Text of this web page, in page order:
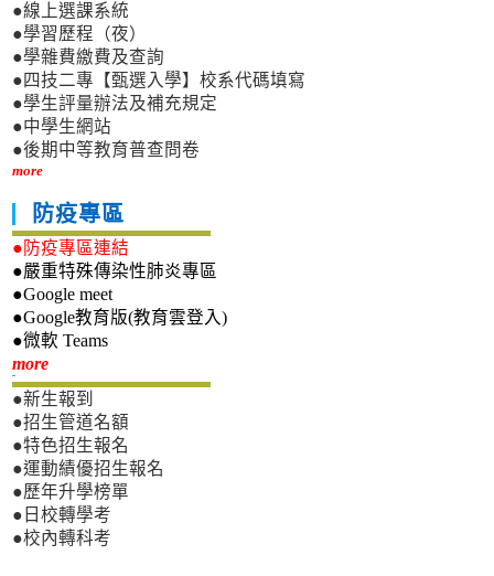
●線上選課系統
●學習歷程（夜）
●學雜費繳費及查詢
●四技二專【甄選入學】校系代碼填寫
●學生評量辦法及補充規定
●中學生網站
●後期中等教育普查問卷
more
防疫專區
●防疫專區連結
●嚴重特殊傳染性肺炎專區
●Google meet
●Google教育版(教育雲登入)
●微軟 Teams
more新生專區
●新生報到
●招生管道名額
●特色招生報名
●運動績優招生報名
●歷年升學榜單
●日校轉學考
●校內轉科考